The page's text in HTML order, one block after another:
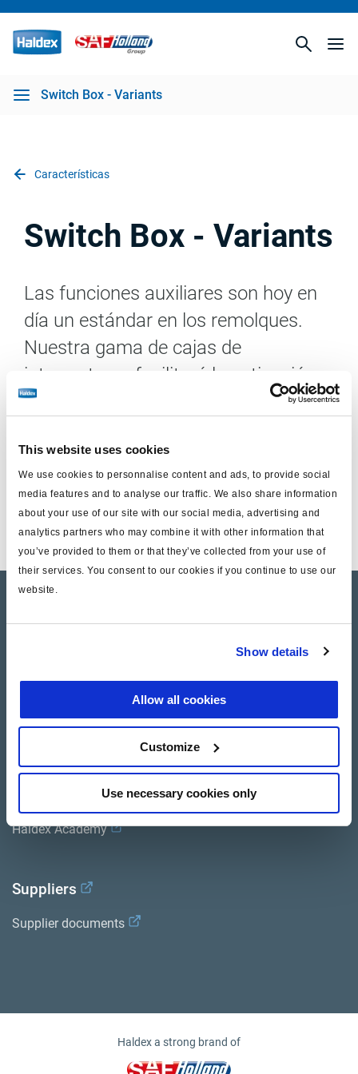
This website uses cookies
We use cookies to personnalise content and ads, to provide social
media features and to analyse our traffic. We also share information
about your use of our site with our social media, advertising and
analytics partners who may combine it with other information that
you’ve provided to them or that they’ve collected from your use of
their services. You consent to our cookies if you continue to use our
website.
Show details
Allow all cookies
Customize
Use necessary cookies only
Switch Box - Variants
Características
Switch Box - Variants
Las funciones auxiliares son hoy en
día un estándar en los remolques.
Nuestra gama de cajas de
interruptores facilitará la activación
de un asistente de tracción, un eje de
seguridad y muchas otras.
Encuentre en esta sección las aplicaciones para
EB+Gen1/2/3 y para el nuevo EB+ 4.0.
General terms and conditions of sale
Services
Haldex Academy
Suppliers
Supplier documents
Haldex a strong brand of